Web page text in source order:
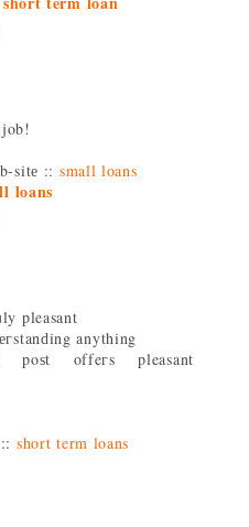
sitе :: small loans
loans
pleasant
anything
poѕt offeгs pleasant
short term loans